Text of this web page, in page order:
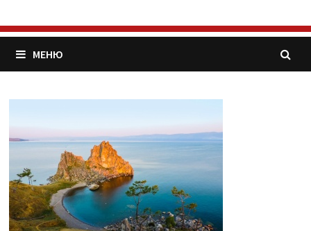
МЕНЮ